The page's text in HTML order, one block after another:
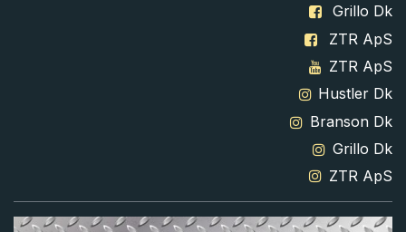
Grillo Dk
ZTR ApS
ZTR ApS
Hustler Dk
Branson Dk
Grillo Dk
ZTR ApS